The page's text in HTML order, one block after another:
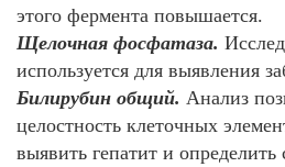
этого фермента повышается.
Щелочная фосфатаза.
используется для выявления
Билирубин общий. Анализ
целостность клеточных
выявить гепатит и определить